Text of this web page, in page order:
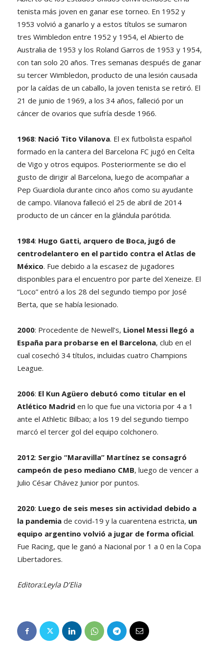
tenista más joven en ganar ese torneo. En 1952 y
1953 volvió a ganarlo y a estos títulos se sumaron
tres Wimbledon entre 1952 y 1954, el Abierto de
Australia de 1953 y los Roland Garros de 1953 y 1954,
con tan solo 20 años. Tres semanas después de ganar
su tercer Wimbledon, producto de una lesión causada
por la caídas de un caballo, la joven tenista se retiró. El
21 de junio de 1969, a los 34 años, falleció por un
cáncer de ovarios que sufría desde 1966.
1968: Nació Tito Vilanova. El ex futbolista español
formado en la cantera del Barcelona FC jugó en Celta
de Vigo y otros equipos. Posteriormente se dio el
gusto de dirigir al Barcelona, luego de acompañar a
Pep Guardiola durante cinco años como su ayudante
de campo. Vilanova falleció el 25 de abril de 2014
producto de un cáncer en la glándula parótida.
1984: Hugo Gatti, arquero de Boca, jugó de
centrodelantero en el partido contra el Atlas de
México. Fue debido a la escasez de jugadores
disponibles para el encuentro por parte del Xeneize. El
“Loco” entró a los 28 del segundo tiempo por José
Berta, que se había lesionado.
2000: Procedente de Newell’s, Lionel Messi llegó a
España para probarse en el Barcelona, club en el
cual cosechó 34 títulos, incluidas cuatro Champions
League.
2006: El Kun Agüero debutó como titular en el
Atlético Madrid en lo que fue una victoria por 4 a 1
ante el Athletic Bilbao; a los 19 del segundo tiempo
marcó el tercer gol del equipo colchonero.
2012: Sergio “Maravilla” Martínez se consagró
campeón de peso mediano CMB, luego de vencer a
Julio César Chávez Junior por puntos.
2020: Luego de seis meses sin actividad debido a
la pandemia de covid-19 y la cuarentena estricta, un
equipo argentino volvió a jugar de forma oficial.
Fue Racing, que le ganó a Nacional por 1 a 0 en la Copa
Libertadores.
Editora:Leyla D’Elia